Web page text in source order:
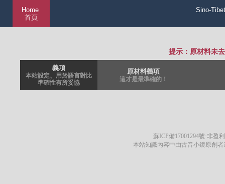
Home
首頁
Sino-
提示：原材料未
義項
本站設定、用於語言對比
準確性有所妥協
原材料義項
這才是最準確的！
蘇ICP備17001294號·非盈
本站知識內容中由古音小鏡原創